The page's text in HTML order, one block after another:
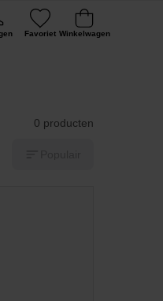
Favoriet Winkelwagen
0 producten